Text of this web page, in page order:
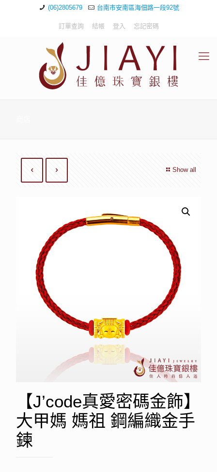
(06)2805679 台南市安南區海佃路一段92號
訂單查詢 結帳 登入 忘記密碼
Show all
【J’code真愛密碼金飾】
大甲媽 媽祖 鋼編織金手
鍊